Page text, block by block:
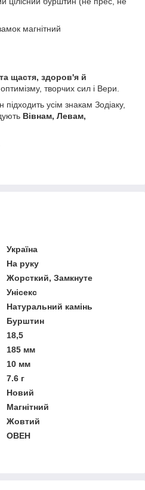
магнітний
щастя, здоров'я й
творчих сил і Вери.
усім знакам Зодіаку,
Вівнам, Левам,
Україна
На руку
Жорсткий, Замкнуте
Унісекс
Натуральний камінь
Бурштин
18,5
185 мм
10 мм
7.6 г
Новий
Магнітний
Жовтий
ОВЕН